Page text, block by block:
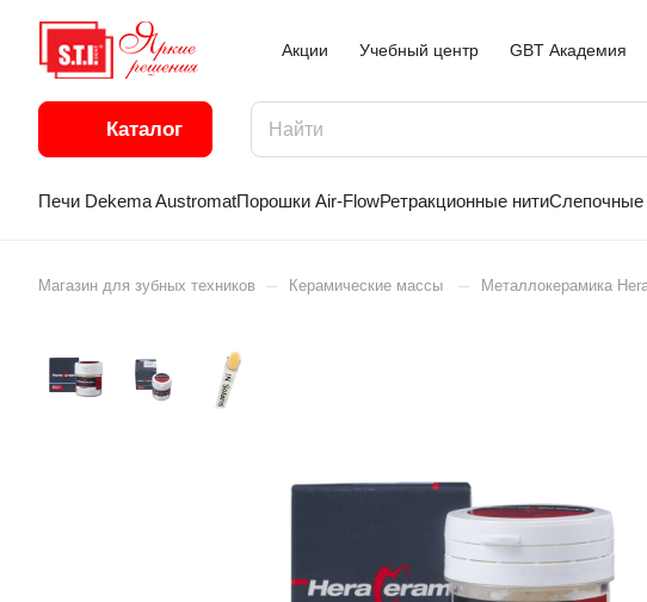
Акции Учебный центр GBT Академия
Каталог
Печи Dekema AustromatПорошки Air-FlowРетракционные нитиСлепочные
Магазин для зубных техников – Керамические массы – Металлокерамика